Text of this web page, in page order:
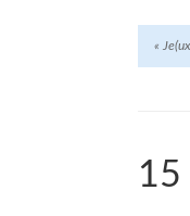
«
15